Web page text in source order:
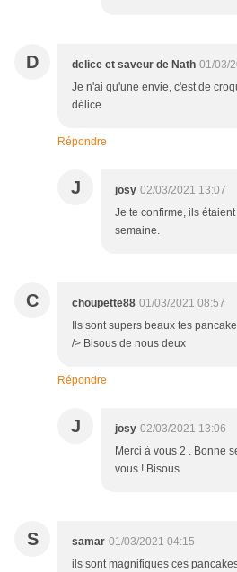
D delice et saveur de Nath 01/03/
Je n'ai qu'une envie, c'est de
délice
Répondre
J josy 02/03/2021 13:07
Je te confirme, ils
semaine.
C choupette88 01/03/2021 08:57
Ils sont supers beaux tes
/> Bisous de nous deux
Répondre
J josy 02/03/2021 13:06
Merci à vous 2 . Bonne
vous ! Bisous
S samar 01/03/2021 04:15
ils sont magnifiques ces